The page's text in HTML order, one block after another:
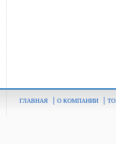
ГЛАВНАЯ О КОМПАНИИ